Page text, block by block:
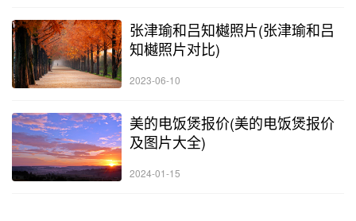
张津瑜和吕知樾照片(张津瑜和吕
知樾照片对比)
2023-06-10
美的电饭煲报价(美的电饭煲报价
及图片大全)
2024-01-15